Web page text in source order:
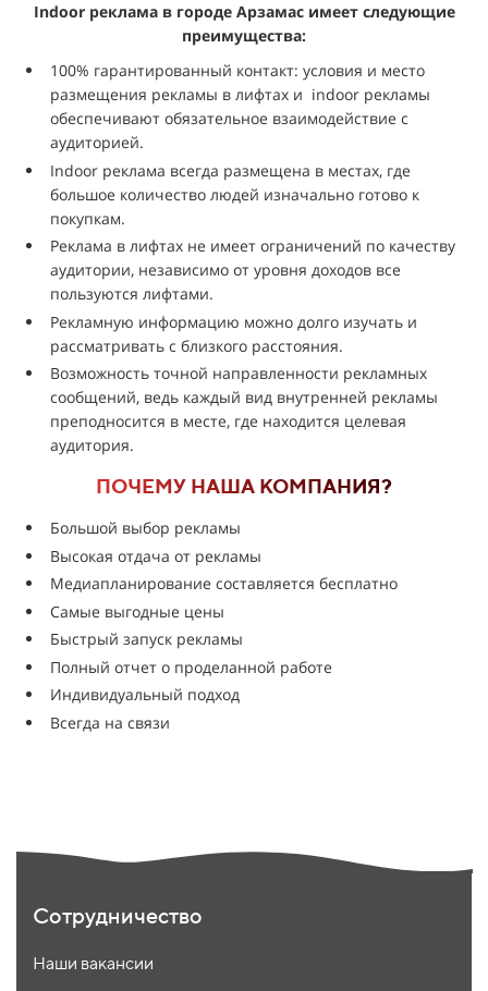
Indoor реклама в городе Арзамас имеет следующие
преимущества:
100% гарантированный контакт: условия и место
размещения рекламы в лифтах и indoor рекламы
обеспечивают обязательное взаимодействие с
аудиторией.
Indoor реклама всегда размещена в местах, где
большое количество людей изначально готово к
покупкам.
Реклама в лифтах не имеет ограничений по качеству
аудитории, независимо от уровня доходов все
пользуются лифтами.
Рекламную информацию можно долго изучать и
рассматривать с близкого расстояния.
Возможность точной направленности рекламных
сообщений, ведь каждый вид внутренней рекламы
преподносится в месте, где находится целевая
аудитория.
ПОЧЕМУ НАША КОМПАНИЯ?
Большой выбор рекламы
Высокая отдача от рекламы
Медиапланирование составляется бесплатно
Самые выгодные цены
Быстрый запуск рекламы
Полный отчет о проделанной работе
Индивидуальный подход
Всегда на связи
Сотрудничество
Наши вакансии